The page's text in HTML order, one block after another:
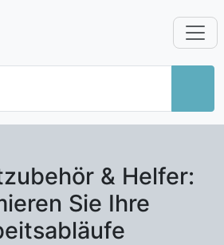
& Helfer:
Sie Ihre